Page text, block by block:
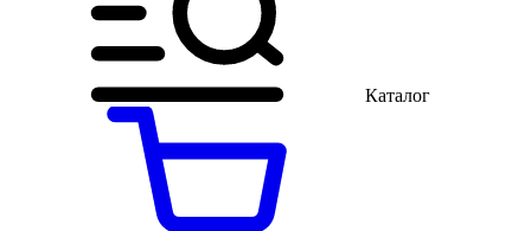
Каталог